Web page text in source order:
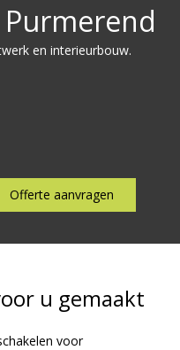
en interieurbouw.
Offerte aanvragen
u gemaakt
voor